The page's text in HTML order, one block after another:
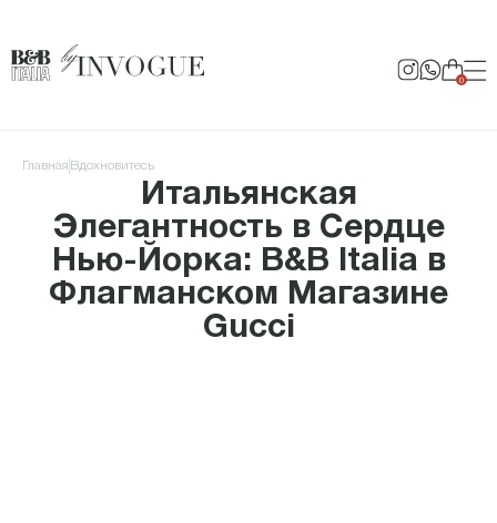
0
Главная Вдохновитесь
Итальянская
Элегантность в Сердце
Нью-Йорка: B&B Italia в
Флагманском Магазине
Gucci